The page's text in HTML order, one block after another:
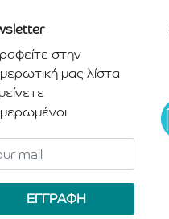
στην
μας λίστα